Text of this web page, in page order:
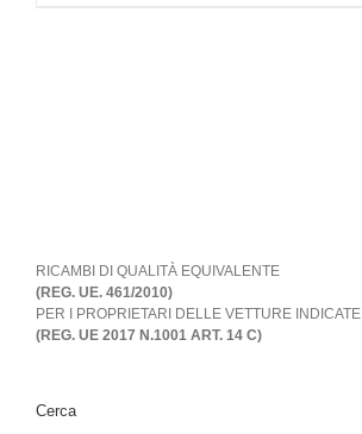
RICAMBI DI QUALITÀ EQUIVALENTE
(REG. UE. 461/2010)
PER I PROPRIETARI DELLE VETTURE INDICATE
(REG. UE 2017 N.1001 ART. 14 C)
Cerca